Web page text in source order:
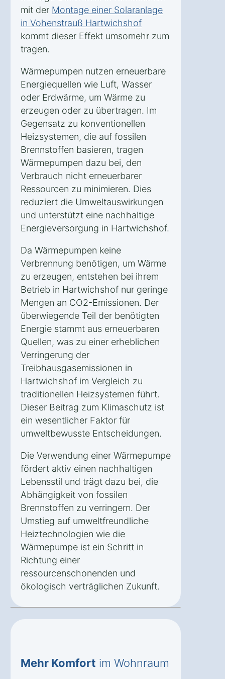
mit der Montage einer Solaranlage
in Vohenstrauß Hartwichshof
kommt dieser Effekt umsomehr zum
tragen.
Wärmepumpen nutzen erneuerbare
Energiequellen wie Luft, Wasser
oder Erdwärme, um Wärme zu
erzeugen oder zu übertragen. Im
Gegensatz zu konventionellen
Heizsystemen, die auf fossilen
Brennstoffen basieren, tragen
Wärmepumpen dazu bei, den
Verbrauch nicht erneuerbarer
Ressourcen zu minimieren. Dies
reduziert die Umweltauswirkungen
und unterstützt eine nachhaltige
Energieversorgung in Hartwichshof.
Da Wärmepumpen keine
Verbrennung benötigen, um Wärme
zu erzeugen, entstehen bei ihrem
Betrieb in Hartwichshof nur geringe
Mengen an CO2-Emissionen. Der
überwiegende Teil der benötigten
Energie stammt aus erneuerbaren
Quellen, was zu einer erheblichen
Verringerung der
Treibhausgasemissionen in
Hartwichshof im Vergleich zu
traditionellen Heizsystemen führt.
Dieser Beitrag zum Klimaschutz ist
ein wesentlicher Faktor für
umweltbewusste Entscheidungen.
Die Verwendung einer Wärmepumpe
fördert aktiv einen nachhaltigen
Lebensstil und trägt dazu bei, die
Abhängigkeit von fossilen
Brennstoffen zu verringern. Der
Umstieg auf umweltfreundliche
Heiztechnologien wie die
Wärmepumpe ist ein Schritt in
Richtung einer
ressourcenschonenden und
ökologisch verträglichen Zukunft.
Mehr Komfort im Wohnraum